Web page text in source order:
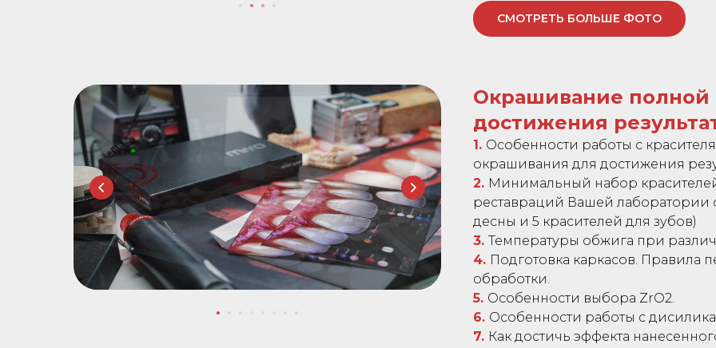
СМОТРЕТЬ БОЛЬШЕ ФОТО
Окрашивание полной
достижения
1. Особенности работы с
окрашивания для достижения
2. Минимальный набор
реставраций Вашей лаборатории
десны и 5 красителей для зубов)
3. Температуры обжига при
4. Подготовка каркасов. Правила
обработки.
5. Особенности выбора ZrO2.
6. Особенности работы с
7. Как достичь эффекта